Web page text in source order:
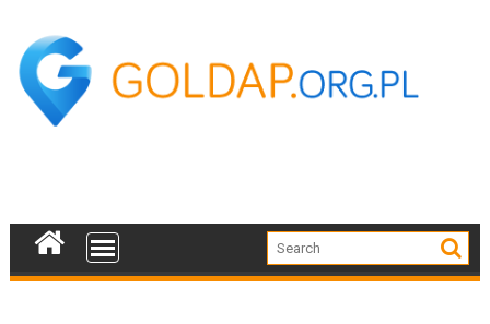
content